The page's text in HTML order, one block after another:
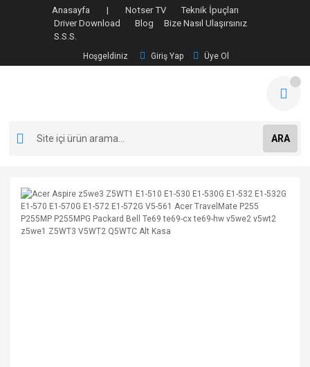
Anasayfa | Notser TV
Teknik İpuçları
Driver Download
Blog
Bize Nasıl Ulaşırsınız
S.S.S.
Hoşgeldiniz Giriş Yap Üye Ol
ARA